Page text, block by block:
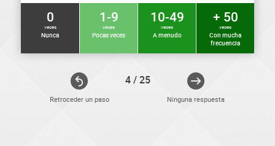
Retroceder un paso
0
veces
Nunca
1-9
veces
Pocas veces
10-49
veces
A menudo
+ 50
veces
Con mucha
frecuencia
4 / 25
Ninguna respuesta